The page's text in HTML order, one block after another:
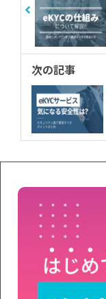
次の記事